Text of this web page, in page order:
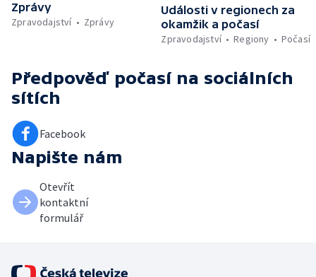
Zprávy
Zpravodajství
Zprávy
Události v regionech za
okamžik a počasí
Zpravodajství
Regiony Počasí
Předpověď počasí na sociálních
sítích
Facebook
Napište nám
Otevřít
kontaktní
formulář